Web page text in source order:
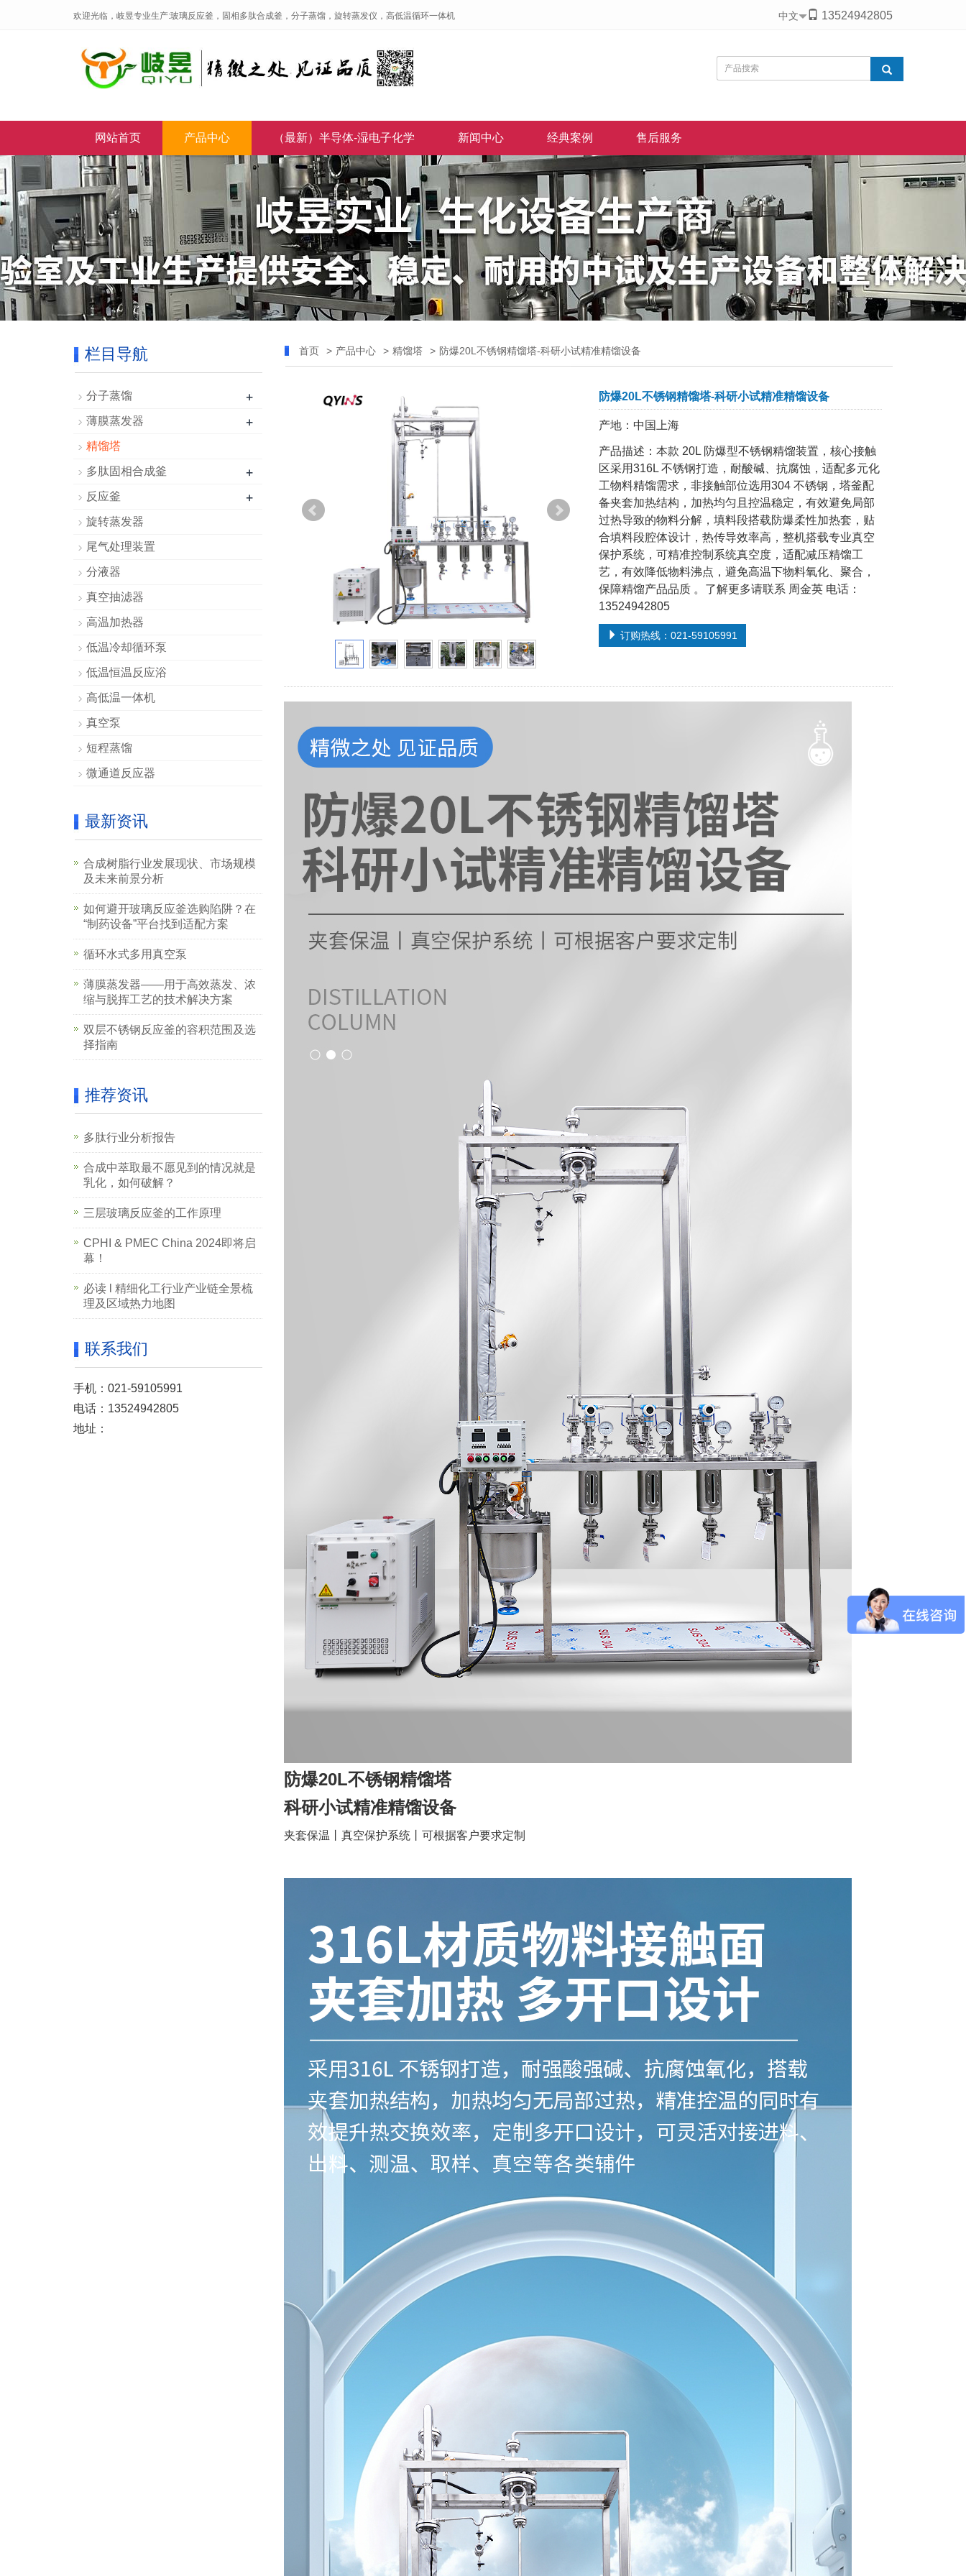
欢迎光临，岐昱专业生产:玻璃反应釜，固相多肽合成釜，分子蒸馏，旋转蒸发仪，高低温循环一体机 中文 13524942805
网站首页 产品中心 （最新）半导体-湿电子化学 新闻中心 经典案例 售后服务
首页 > 产品中心 > 精馏塔 > 防爆20L不锈钢精馏塔-科研小试精准精馏设备
防爆20L不锈钢精馏塔-科研小试精准精馏设备
产地：中国上海
产品描述：本款 20L 防爆型不锈钢精馏装置，核心接触
区采用316L 不锈钢打造，耐酸碱、抗腐蚀，适配多元化
工物料精馏需求，非接触部位选用304 不锈钢，塔釜配
备夹套加热结构，加热均匀且控温稳定，有效避免局部
过热导致的物料分解，填料段搭载防爆柔性加热套，贴
合填料段腔体设计，热传导效率高，整机搭载专业真空
保护系统，可精准控制系统真空度，适配减压精馏工
艺，有效降低物料沸点，避免高温下物料氧化、聚合，
保障精馏产品品质 。了解更多请联系 周金英 电话：
13524942805
订购热线：021-59105991
防爆20L不锈钢精馏塔
科研小试精准精馏设备
夹套保温丨真空保护系统丨可根据客户要求定制
栏目导航
分子蒸馏 +
薄膜蒸发器 +
精馏塔
多肽固相合成釜 +
反应釜 +
旋转蒸发器
尾气处理装置
分液器
真空抽滤器
高温加热器
低温冷却循环泵
低温恒温反应浴
高低温一体机
真空泵
短程蒸馏
微通道反应器
最新资讯
合成树脂行业发展现状、市场规模
及未来前景分析
如何避开玻璃反应釜选购陷阱？在
“制药设备”平台找到适配方案
循环水式多用真空泵
薄膜蒸发器——用于高效蒸发、浓
缩与脱挥工艺的技术解决方案
双层不锈钢反应釜的容积范围及选
择指南
推荐资讯
多肽行业分析报告
合成中萃取最不愿见到的情况就是
乳化，如何破解？
三层玻璃反应釜的工作原理
CPHI & PMEC China 2024即将启
幕！
必读 l 精细化工行业产业链全景梳
理及区域热力地图
联系我们
手机：021-59105991
电话：13524942805
地址：